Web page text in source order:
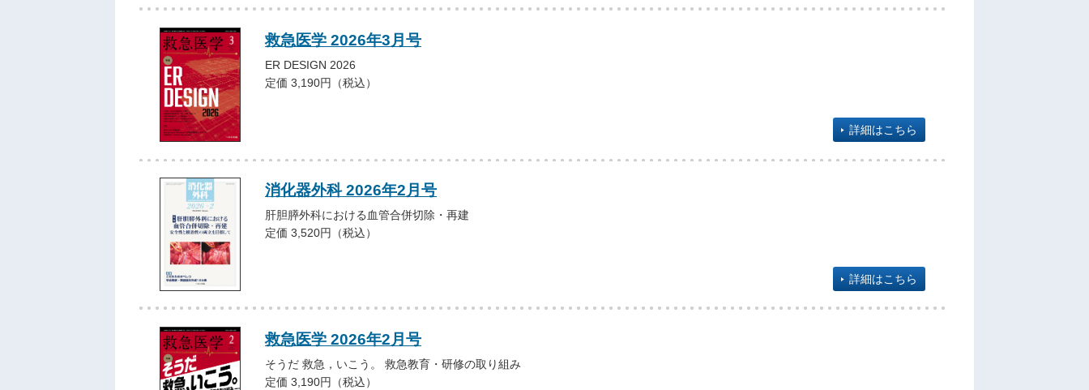
救急医学 2026年3月号
ER DESIGN 2026
定価 3,190円（税込）
詳細はこちら
消化器外科 2026年2月号
肝胆膵外科における血管合併切除・再建
定価 3,520円（税込）
詳細はこちら
救急医学 2026年2月号
そうだ 救急，いこう。 救急教育・研修の取り組み
定価 3,190円（税込）